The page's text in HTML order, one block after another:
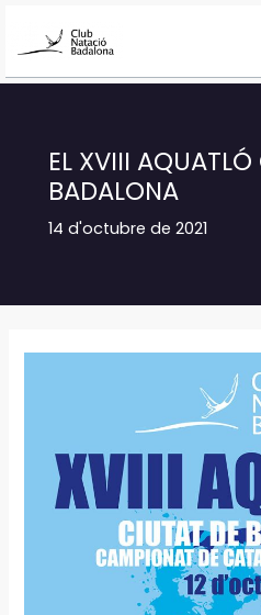
EL XVIII
BADALONA
14 d'octubre de 2021